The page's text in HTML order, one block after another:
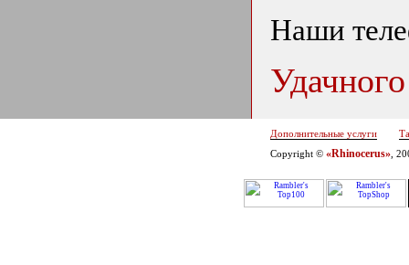
Наши
Дополнительные услуги
Copyright © «Rhinocerus» ,